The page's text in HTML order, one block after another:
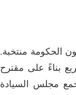
الحكومة منتخبة.
بناءً على مقترح
مجلس السيادة